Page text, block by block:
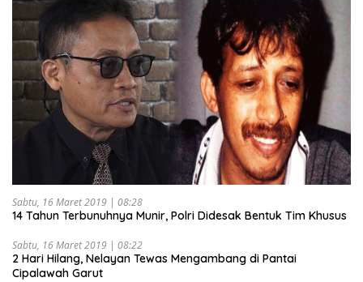
Sabtu, 16 Maret 2019 | 08:28
14 Tahun Terbunuhnya Munir, Polri Didesak Bentuk Tim Khusus
Sabtu, 16 Maret 2019 | 08:22
2 Hari Hilang, Nelayan Tewas Mengambang di Pantai
Cipalawah Garut